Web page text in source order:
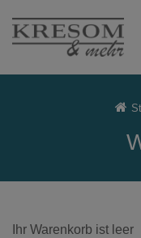
Ihr Warenkorb ist leer